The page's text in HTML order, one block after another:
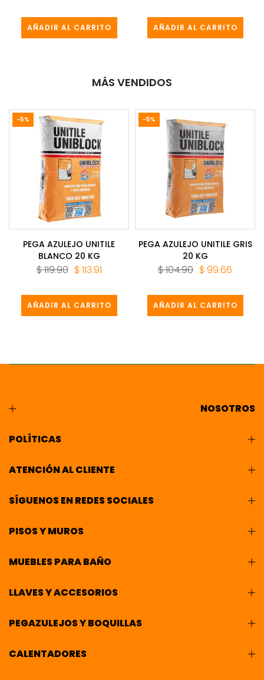
AÑADIR AL CARRITO AÑADIR AL CARRITO
MÁS VENDIDOS
-5%
PEGA AZULEJO UNITILE
BLANCO 20 KG
$ 119.90 $ 113.91
AÑADIR AL CARRITO
-5%
PEGA AZULEJO UNITILE GRIS
20 KG
$ 104.90 $ 99.66
AÑADIR AL CARRITO
NOSOTROS
POLÍTICAS
ATENCIÓN AL CLIENTE
SÍGUENOS EN REDES SOCIALES
PISOS Y MUROS
MUEBLES PARA BAÑO
LLAVES Y ACCESORIOS
PEGAZULEJOS Y BOQUILLAS
CALENTADORES